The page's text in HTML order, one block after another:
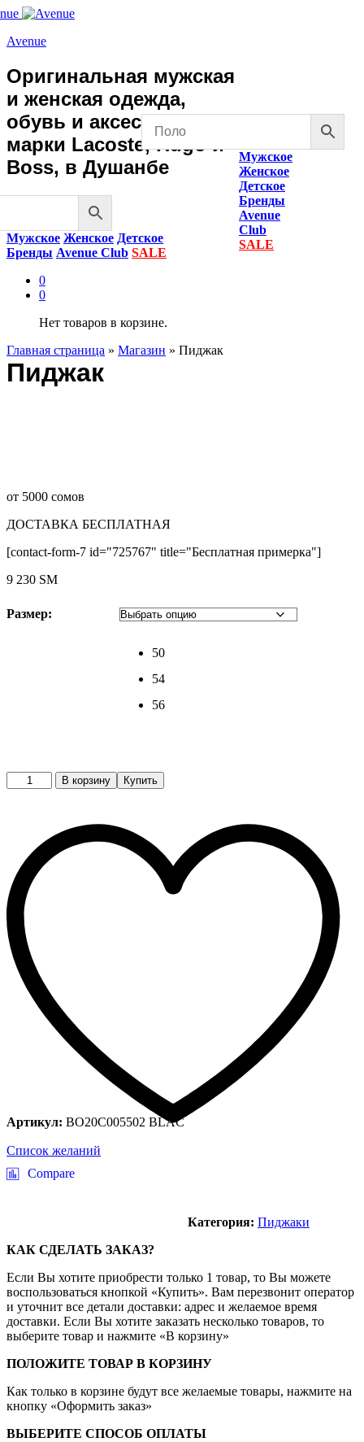
Avenue
Оригинальная мужская
и женская одежда,
обувь и аксессуары
марки Lacoste, Hugo и
Boss, в Душанбе
Мужское Женское Детское
Бренды Avenue Club SALE
0
0
Нет товаров в корзине.
Мужское
Женское
Детское
Бренды
Avenue
Club
SALE
Главная страница » Магазин » Пиджак
Пиджак
от 5000 сомов
ДОСТАВКА БЕСПЛАТНАЯ
[contact-form-7 id="725767" title="Бесплатная примерка"]
9 230 ЅМ
Размер:
50
54
56
Пиджак
quantity
В корзину Купить
Список желаний
Compare
Артикул: BO20C005502 BLAC
Категория: Пиджаки
КАК СДЕЛАТЬ ЗАКАЗ?
Если Вы хотите приобрести только 1 товар, то Вы можете
воспользоваться кнопкой «Купить». Вам перезвонит оператор
и уточнит все детали доставки: адрес и желаемое время
доставки. Если Вы хотите заказать несколько товаров, то
выберите товар и нажмите «В корзину»
ПОЛОЖИТЕ ТОВАР В КОРЗИНУ
Как только в корзине будут все желаемые товары, нажмите на
кнопку «Оформить заказ»
ВЫБЕРИТЕ СПОСОБ ОПЛАТЫ